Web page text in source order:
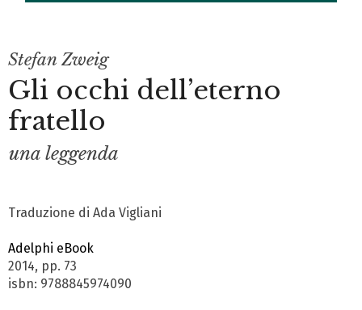
Stefan Zweig
Gli occhi dell’eterno
fratello
una leggenda
Traduzione di Ada Vigliani
Adelphi eBook
2014, pp. 73
isbn: 9788845974090